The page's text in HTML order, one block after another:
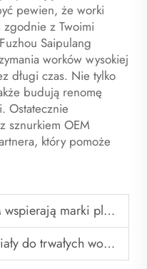
pewien, że worki
zgodnie z Twoimi
Saipulang
worków wysokiej
długi czas. Nie tylko
budują renomę
Ostatecznie
sznurkiem OEM
który pomoże
do koszykówki z etykietą własną
woreczków z sznurkiem